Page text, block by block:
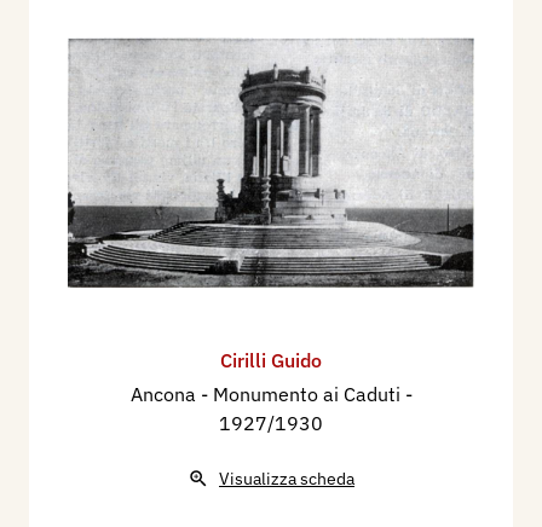
Cirilli Guido
Ancona - Monumento ai Caduti -
1927/1930
Visualizza scheda